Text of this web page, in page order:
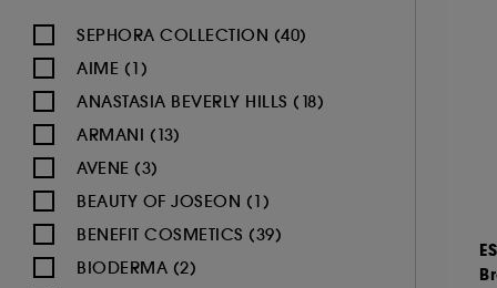
SEPHORA COLLECTION (40)
AIME (1)
ANASTASIA BEVERLY HILLS (18)
ARMANI (13)
AVENE (3)
BEAUTY OF JOSEON (1)
BENEFIT COSMETICS (39)
BIODERMA (2)